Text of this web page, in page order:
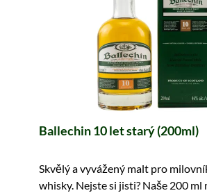
Ballechin 10 let starý (200ml)
Skvělý a vyvážený malt pro
whisky. Nejste si jisti? Naše 200 ml